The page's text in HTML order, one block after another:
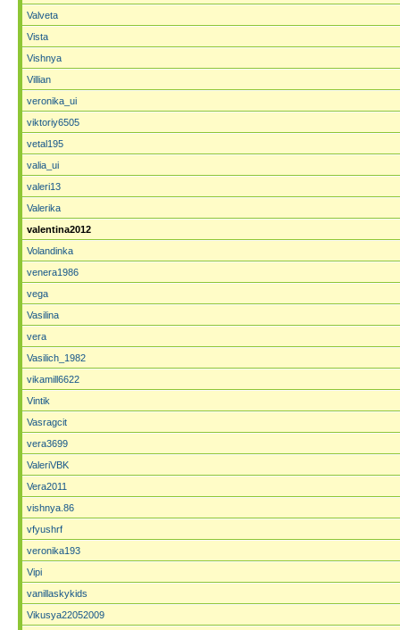
Valveta
Vista
Vishnya
Villian
veronika_ui
viktoriy6505
vetal195
valia_ui
valeri13
Valerika
valentina2012
Volandinka
venera1986
vega
Vasilina
vera
Vasilich_1982
vikamill6622
Vintik
Vasragcit
vera3699
ValeriVBK
Vera2011
vishnya.86
vfyushrf
veronika193
Vipi
vanillaskykids
Vikusya22052009